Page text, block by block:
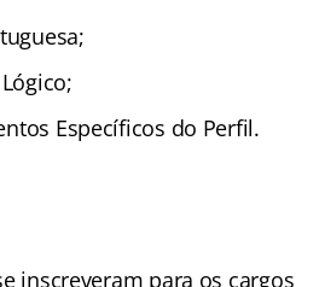
Específicos do Perfil.
inscreveram para os cargos